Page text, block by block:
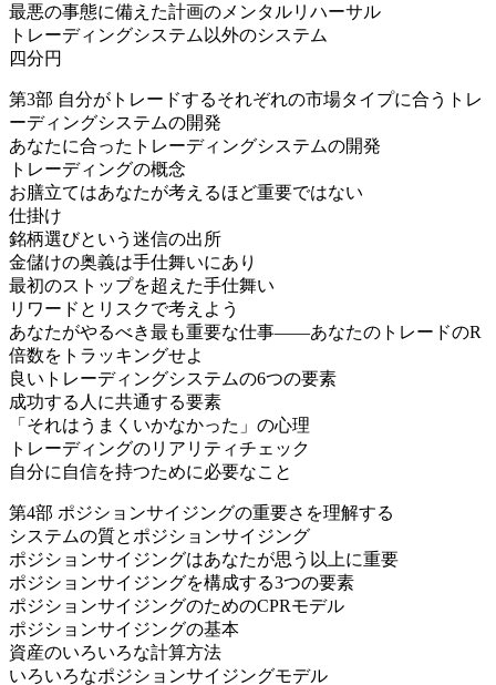
最悪の事態に備えた計画のメンタルリハーサル
トレーディングシステム以外のシステム
四分円
第3部 自分がトレードするそれぞれの市場タイプに合うトレ
ーディングシステムの開発
あなたに合ったトレーディングシステムの開発
トレーディングの概念
お膳立てはあなたが考えるほど重要ではない
仕掛け
銘柄選びという迷信の出所
金儲けの奥義は手仕舞いにあり
最初のストップを超えた手仕舞い
リワードとリスクで考えよう
あなたがやるべき最も重要な仕事――あなたのトレードのR
倍数をトラッキングせよ
良いトレーディングシステムの6つの要素
成功する人に共通する要素
「それはうまくいかなかった」の心理
トレーディングのリアリティチェック
自分に自信を持つために必要なこと
第4部 ポジションサイジングの重要さを理解する
システムの質とポジションサイジング
ポジションサイジングはあなたが思う以上に重要
ポジションサイジングを構成する3つの要素
ポジションサイジングのためのCPRモデル
ポジションサイジングの基本
資産のいろいろな計算方法
いろいろなポジションサイジングモデル